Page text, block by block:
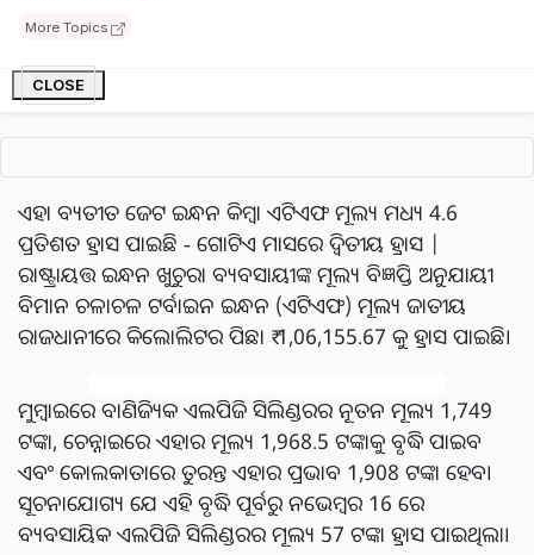
More Topics
CLOSE
19 କିଲୋଗ୍ରାମ ଏଲପିଜି ସିଲିଣ୍ଡରର ମୂଲ୍ୟ ₹ 1775.50,
କୋଲକାତାରେ ₹ 1885.50, ମୁମ୍ବାଇରେ 28 1728 ଏବଂ
ଚେନ୍ନାଇରେ ₹ 1942 ଥିଲା।
ଏହା ବ୍ୟତୀତ ଜେଟ ଇନ୍ଧନ କିମ୍ବା ଏଟିଏଫ ମୂଲ୍ୟ ମଧ୍ୟ 4.6
ପ୍ରତିଶତ ହ୍ରାସ ପାଇଛି - ଗୋଟିଏ ମାସରେ ଦ୍ୱିତୀୟ ହ୍ରାସ |
ରାଷ୍ଟ୍ରାୟତ୍ତ ଇନ୍ଧନ ଖୁଚୁରା ବ୍ୟବସାୟୀଙ୍କ ମୂଲ୍ୟ ବିଜ୍ଞପ୍ତି ଅନୁଯାୟୀ
ବିମାନ ଚଳାଚଳ ଟର୍ବାଇନ ଇନ୍ଧନ (ଏଟିଏଫ) ମୂଲ୍ୟ ଜାତୀୟ
ରାଜଧାନୀରେ କିଲୋଲିଟର ପିଛା ₹ 1,06,155.67 କୁ ହ୍ରାସ ପାଇଛି।
ମୁମ୍ବାଇରେ ବାଣିଜ୍ୟିକ ଏଲପିଜି ସିଲିଣ୍ଡରର ନୂତନ ମୂଲ୍ୟ 1,749
ଟଙ୍କା, ଚେନ୍ନାଇରେ ଏହାର ମୂଲ୍ୟ 1,968.5 ଟଙ୍କାକୁ ବୃଦ୍ଧି ପାଇବ
ଏବଂ କୋଲକାତାରେ ତୁରନ୍ତ ଏହାର ପ୍ରଭାବ 1,908 ଟଙ୍କା ହେବ।
ସୂଚନାଯୋଗ୍ୟ ଯେ ଏହି ବୃଦ୍ଧି ପୂର୍ବରୁ ନଭେମ୍ବର 16 ରେ
ବ୍ୟବସାୟିକ ଏଲପିଜି ସିଲିଣ୍ଡରର ମୂଲ୍ୟ 57 ଟଙ୍କା ହ୍ରାସ ପାଇଥିଲା।